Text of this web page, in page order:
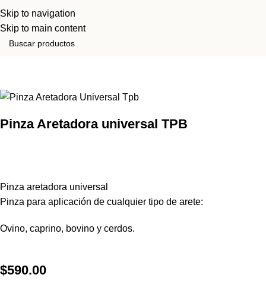
Skip to navigation
Skip to main content
Pinza Aretadora universal TPB
Pinza aretadora universal
Pinza para aplicación de cualquier tipo de arete:
Ovino, caprino, bovino y cerdos.
$590.00